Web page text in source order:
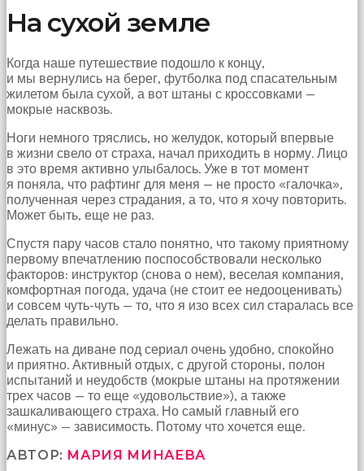
На сухой земле
Когда наше путешествие подошло к концу,
и мы вернулись на берег, футболка под спасательным
жилетом была сухой, а вот штаны с кроссовками —
мокрые насквозь.
Ноги немного тряслись, но желудок, который впервые
в жизни свело от страха, начал приходить в норму. Лицо
в это время активно улыбалось. Уже в тот момент
я поняла, что рафтинг для меня — не просто «галочка»,
полученная через страдания, а то, что я хочу повторить.
Может быть, еще не раз.
Спустя пару часов стало понятно, что такому приятному
первому впечатлению поспособствовали несколько
факторов: инструктор (снова о нем), веселая компания,
комфортная погода, удача (не стоит ее недооценивать)
и совсем чуть-чуть — то, что я изо всех сил старалась все
делать правильно.
Лежать на диване под сериал очень удобно, спокойно
и приятно. Активный отдых, с другой стороны, полон
испытаний и неудобств (мокрые штаны на протяжении
трех часов — то еще «удовольствие»), а также
зашкаливающего страха. Но самый главный его
«минус» — зависимость. Потому что хочется еще.
АВТОР: МАРИЯ МИНАЕВА